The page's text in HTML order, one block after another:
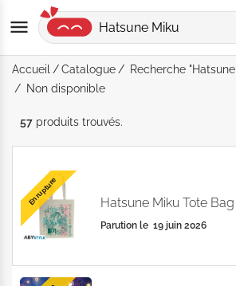
Accueil Catalogue
Recherche
Non disponible
Recherche "Hatsune Miku" - Non
57 produits trouvés.
Hatsune Miku Tote
Parution le 19 juin 2026
En rupture